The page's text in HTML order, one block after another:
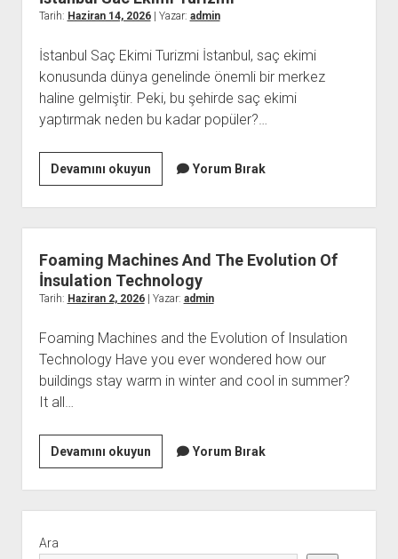
Tarih: Haziran 14, 2026| Yazar: admin
İstanbul Saç Ekimi Turizmi İstanbul, saç ekimi
konusunda dünya genelinde önemli bir merkez
haline gelmiştir. Peki, bu şehirde saç ekimi
yaptırmak neden bu kadar popüler?…
Devamını okuyunİstanbul
Sac
Ekimi
Turizmi
Yorum Bırak
Foaming Machines And The Evolution Of
İnsulation Technology
Tarih: Haziran 2, 2026| Yazar: admin
Foaming Machines and the Evolution of Insulation
Technology Have you ever wondered how our
buildings stay warm in winter and cool in summer?
It all…
Devamını okuyunFoaming
Machines
And
The
Yorum Bırak
Menü
Ara